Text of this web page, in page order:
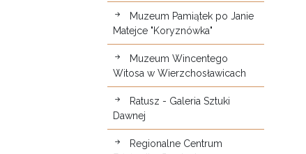
Muzeum Pamiątek po Janie
Matejce "Koryznówka"
Muzeum Wincentego
Witosa w Wierzchosławicach
Ratusz - Galeria Sztuki
Dawnej
Regionalne Centrum